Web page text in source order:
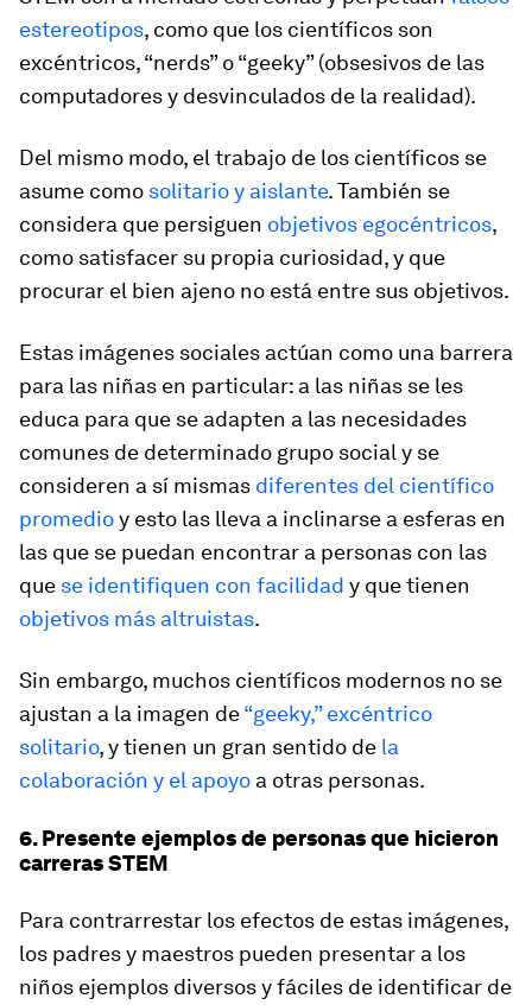
estereotipos, como que los científicos son
excéntricos, “nerds” o “geeky” (obsesivos de las
computadores y desvinculados de la realidad).
Del mismo modo, el trabajo de los científicos se
asume como solitario y aislante. También se
considera que persiguen objetivos egocéntricos,
como satisfacer su propia curiosidad, y que
procurar el bien ajeno no está entre sus objetivos.
Estas imágenes sociales actúan como una barrera
para las niñas en particular: a las niñas se les
educa para que se adapten a las necesidades
comunes de determinado grupo social y se
consideren a sí mismas diferentes del científico
promedioy esto las lleva a inclinarse a esferas en
las que se puedan encontrar a personas con las
que se identifiquen con facilidad y que tienen
objetivos más altruistas.
Sin embargo, muchos científicos modernos no se
ajustan a la imagen de“geeky,” excéntrico
solitario, y tienen un gran sentido de la
colaboración y el apoyo a otras personas.
6. Presente ejemplos de personas que hicieron
carreras STEM
Para contrarrestar los efectos de estas imágenes,
los padres y maestros pueden presentar a los
niños ejemplos diversos y fáciles de identificar de